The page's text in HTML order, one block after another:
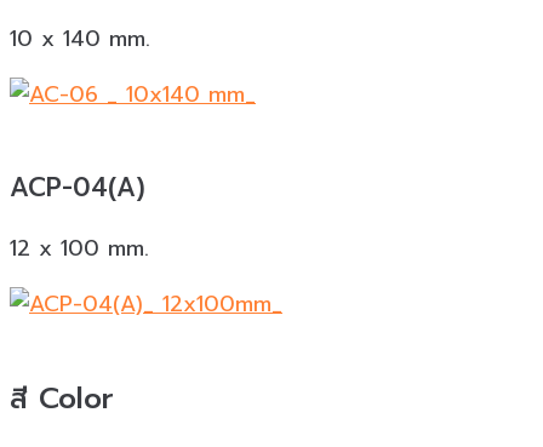
10 x 140 mm.
ACP-04(A)
12 x 100 mm.
สี Color